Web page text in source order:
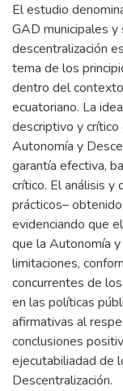
El estudio
GAD municipales y
descentralización
tema de los
dentro del
ecuatoriano. La
descriptivo y
Autonomía y
garantía efectiva,
crítico. El análisis
prácticos–
evidenciando que
que la Autonomía
limitaciones,
concurrentes de
en las políticas
afirmativas al
conclusiones
ejecutabiliadad de
Descentralización.